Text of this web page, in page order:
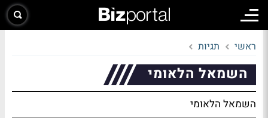
ראשי תגיות
השמאל הלאומי
השמאל הלאומי